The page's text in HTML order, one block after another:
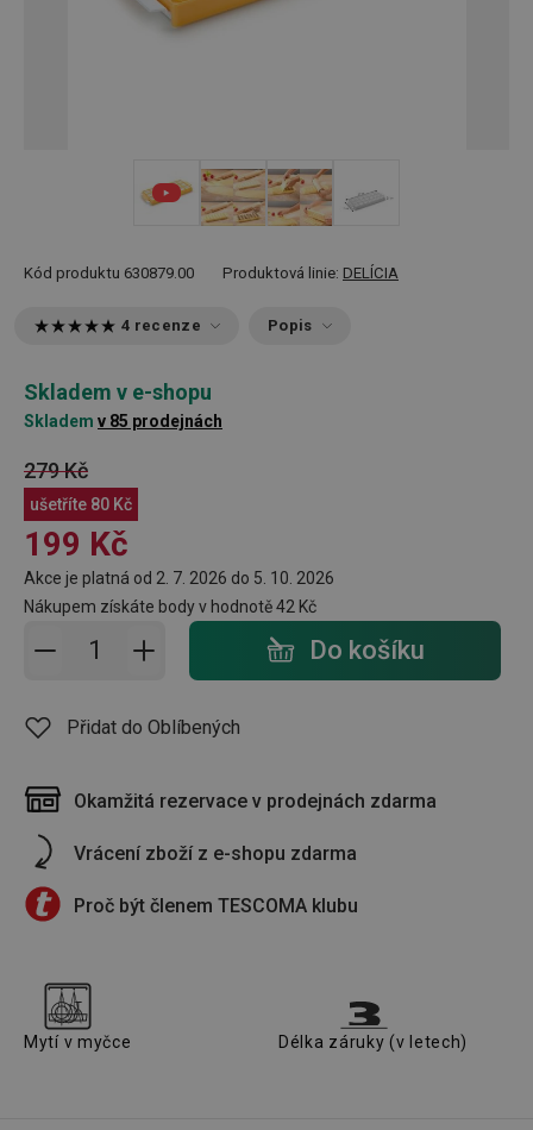
Kód produktu 630879.00 Produktová linie: DELÍCIA
4 recenze Popis
Skladem v e-shopu
Skladem v 85 prodejnách
279 Kč
ušetříte 80 Kč
199 Kč
Akce je platná od 2. 7. 2026 do 5. 10. 2026
Nákupem získáte body v hodnotě42 Kč
Přidat do košíku - počet Do košíku
Přidat do Oblíbených
Okamžitá rezervace v prodejnách zdarma
Vrácení zboží z e-shopu zdarma
Proč být členem TESCOMA klubu
Mytí v myčce Délka záruky (v letech)